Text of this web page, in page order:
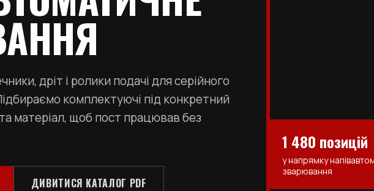
дріт і ролики подачі для серійного
комплектуючі під конкретний
матеріал, щоб пост працював без
ДИВИТИСЯ КАТАЛОГ PDF
1 480 позицій
у напрямку
зварювання